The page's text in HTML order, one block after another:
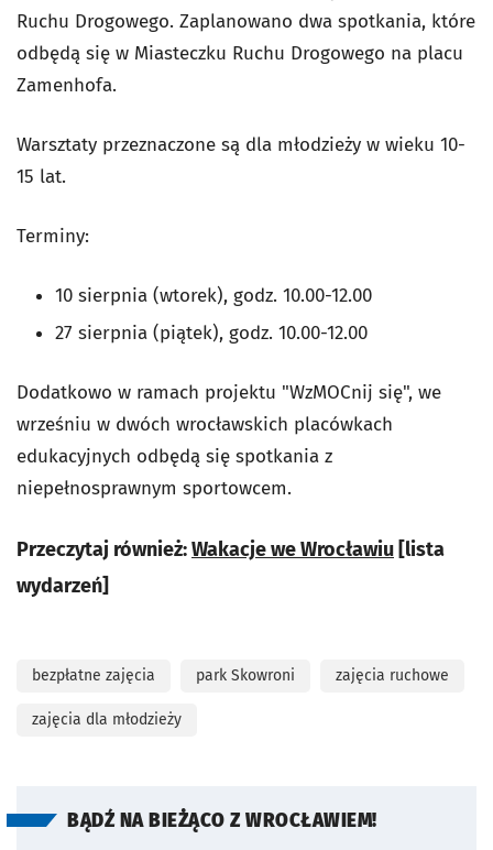
Ruchu Drogowego. Zaplanowano dwa spotkania, które
odbędą się w Miasteczku Ruchu Drogowego na placu
Zamenhofa.
Warsztaty przeznaczone są dla młodzieży w wieku 10-
15 lat.
Terminy:
10 sierpnia (wtorek), godz. 10.00-12.00
27 sierpnia (piątek), godz. 10.00-12.00
Dodatkowo w ramach projektu "WzMOCnij się", we
wrześniu w dwóch wrocławskich placówkach
edukacyjnych odbędą się spotkania z
niepełnosprawnym sportowcem.
Przeczytaj również:Wakacje we Wrocławiu [lista
wydarzeń]
bezpłatne zajęcia park Skowroni zajęcia ruchowe
zajęcia dla młodzieży
BĄDŹ NA BIEŻĄCO Z WROCŁAWIEM!